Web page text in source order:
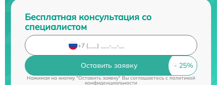
Бесплатная консультация со
специалистом
Оставить заявку
Нажимая на кнопку "Оставить заявку" Вы соглашаетесь cполитикой
конфиденциальности